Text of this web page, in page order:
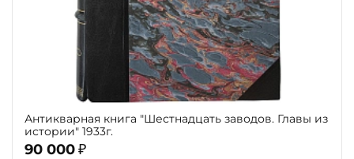
Антикварная книга "Шестнадцать заводов. Главы из
истории" 1933г.
90 000 ₽